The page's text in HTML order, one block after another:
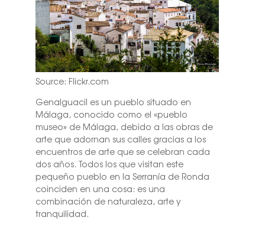
Source: Flickr.com
Genalguacil es un pueblo situado en
Málaga, conocido como el «pueblo
museo» de Málaga, debido a las obras de
arte que adornan sus calles gracias a los
encuentros de arte que se celebran cada
dos años. Todos los que visitan este
pequeño pueblo en la Serranía de Ronda
coinciden en una cosa: es una
combinación de naturaleza, arte y
tranquilidad.